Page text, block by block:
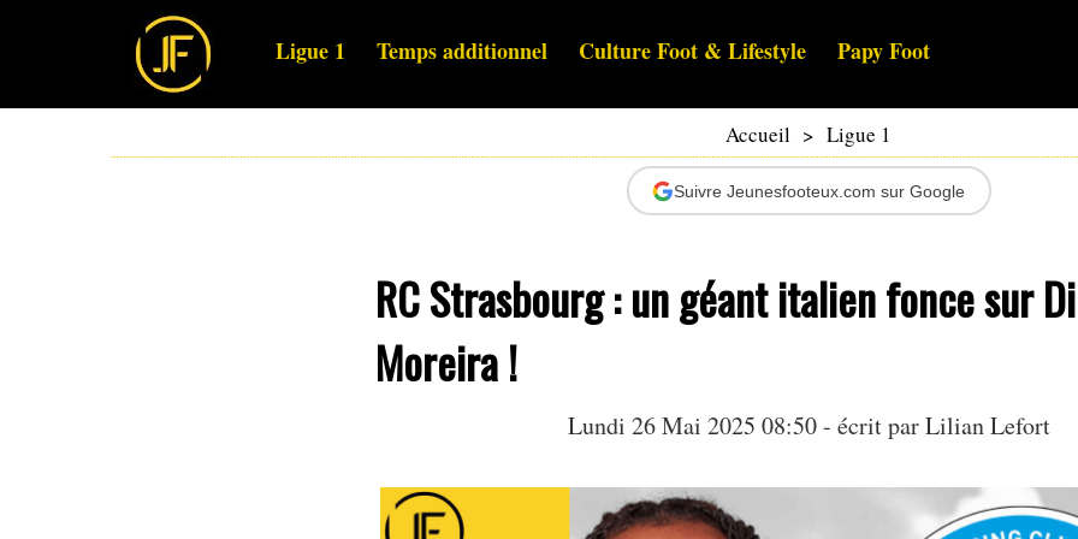
Ligue 1 Temps additionnel Culture Foot & Lifestyle Papy Foot
Accueil > Ligue 1
Suivre Jeunesfooteux.com sur Google
RC Strasbourg : un géant italien fonce sur
Moreira !
Lundi 26 Mai 2025 08:50 - écrit parLilian Lefort